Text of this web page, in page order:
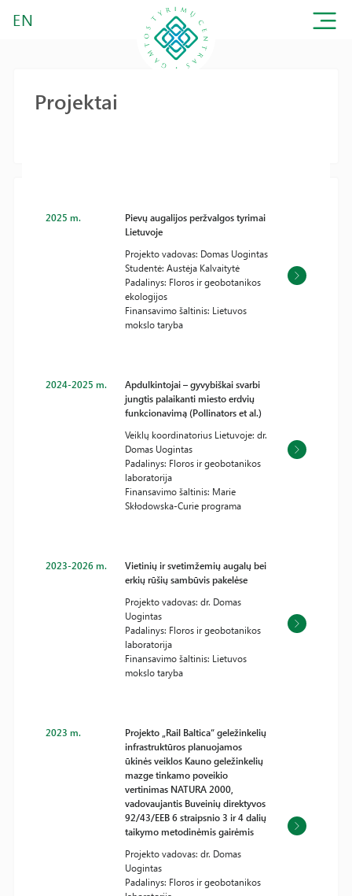
EN
Projektai
2025 m.
Pievų augalijos peržvalgos tyrimai
Lietuvoje
Projekto vadovas: Domas Uogintas
Studentė: Austėja Kalvaitytė
Padalinys: Floros ir geobotanikos
ekologijos
Finansavimo šaltinis: Lietuvos
mokslo taryba
2024-2025 m.
Apdulkintojai – gyvybiškai svarbi
jungtis palaikanti miesto erdvių
funkcionavimą (Pollinators et al.)
Veiklų koordinatorius Lietuvoje: dr.
Domas Uogintas
Padalinys: Floros ir geobotanikos
laboratorija
Finansavimo šaltinis: Marie
Skłodowska-Curie programa
2023-2026 m.
Vietinių ir svetimžemių augalų bei
erkių rūšių sambūvis pakelėse
Projekto vadovas: dr. Domas
Uogintas
Padalinys: Floros ir geobotanikos
laboratorija
Finansavimo šaltinis: Lietuvos
mokslo taryba
2023 m.
Projekto „Rail Baltica“ geležinkelių
infrastruktūros planuojamos
ūkinės veiklos Kauno geležinkelių
mazge tinkamo poveikio
vertinimas NATURA 2000,
vadovaujantis Buveinių direktyvos
92/43/EEB 6 straipsnio 3 ir 4 dalių
taikymo metodinėmis gairėmis
Projekto vadovas: dr. Domas
Uogintas
Padalinys: Floros ir geobotanikos